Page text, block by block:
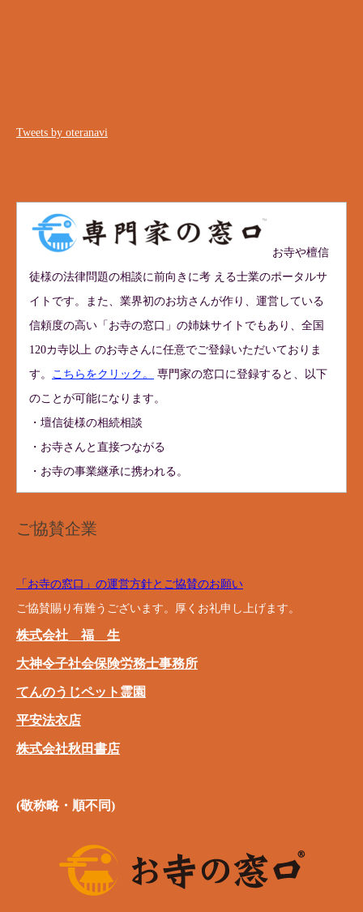
Tweets by oteranavi
お寺や檀信
徒様の法律問題の相談に前向きに考 える士業のポータルサ
イトです。また、業界初のお坊さんが作り、運営している
信頼度の高い「お寺の窓口」の姉妹サイトでもあり、全国
120カ寺以上 のお寺さんに任意でご登録いただいておりま
す。
こちらをクリック。
専門家の窓口に登録すると、以下
のことが可能になります。
・壇信徒様の相続相談
・お寺さんと直接つながる
・お寺の事業継承に携われる。
ご協賛企業
「お寺の窓口」の運営方針とご協賛のお願い
ご協賛賜り有難うございます。厚くお礼申し上げます。
株式会社 福 生
大神令子社会保険労務士事務所
てんのうじペット霊園
平安法衣店
株式会社秋田書店
(敬称略・順不同)